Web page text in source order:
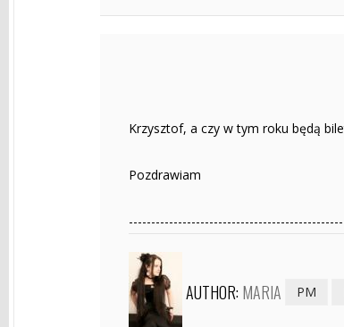
Krzysztof, a czy w tym roku będą
Pozdrawiam
------------------------------------------------
AUTHOR: MARIA PM